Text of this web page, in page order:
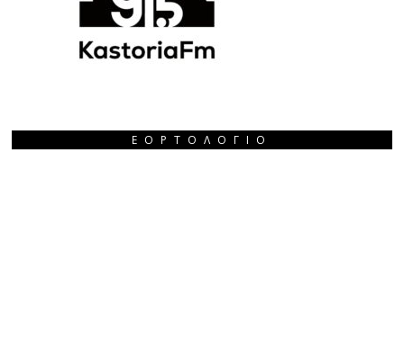
ΕΟΡΤΟΛΌΓΙΟ